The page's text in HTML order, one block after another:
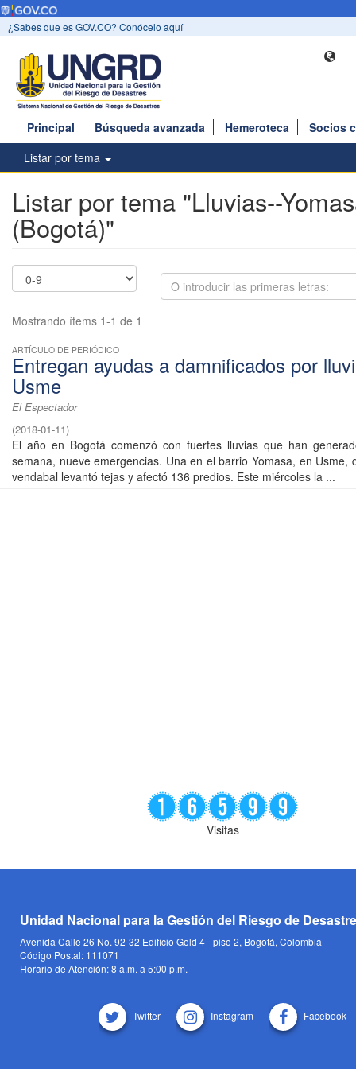
¿Sabes que es GOV.CO? Conócelo aquí
Principal Búsqueda avanzada Hemeroteca
Socios
Listar por tema
Listar por tema "Lluvias--
(Bogotá)"
Mostrando ítems 1-1 de 1
ARTÍCULO DE PERIÓDICO
Entregan ayudas a damnificados por
Usme
El Espectador
(2018-01-11)
El año en Bogotá comenzó con fuertes lluvias que han
semana, nueve emergencias. Una en el barrio Yomasa, en Usme,
vendabal levantó tejas y afectó 136 predios. Este miércoles la ...
Visitas
Unidad Nacional para la Gestión del Riesgo de
Avenida Calle 26 No. 92-32 Edificio Gold 4 - piso 2, Bogotá, Colombia
Código Postal: 111071
Horario de Atención: 8 a.m. a 5:00 p.m.
Twitter Instagram Facebook